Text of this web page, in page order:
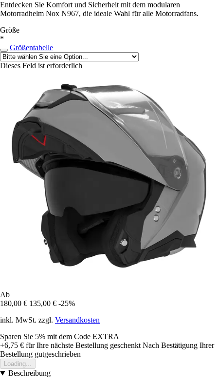
Entdecken Sie Komfort und Sicherheit mit dem modularen
Motorradhelm Nox N967, die ideale Wahl für alle Motorradfans.
Größe
*
Größentabelle
Dieses Feld ist erforderlich
Ab
180,00 € 135,00 € -25%
inkl. MwSt. zzgl. Versandkosten
Sparen Sie 5% mit dem Code EXTRA
+6,75 € für Ihre nächste Bestellung geschenkt Nach Bestätigung Ihrer
Bestellung gutgeschrieben
Loading...
Beschreibung